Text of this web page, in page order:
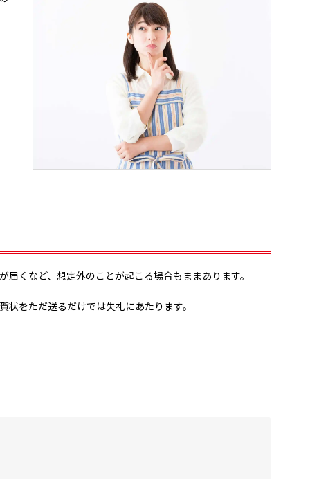
くなど、想定外のことが起こる場合もままあります。
をただ送るだけでは失礼にあたります。